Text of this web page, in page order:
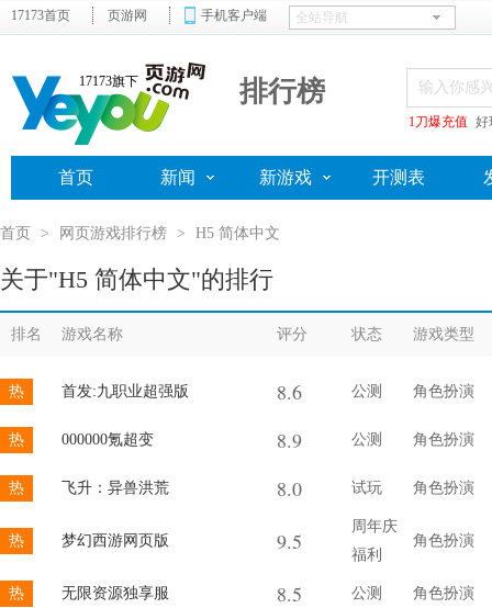
17173首页 页游网 手机客户端
17173旗下 排行榜
1刀爆充值 好
首页 新闻 新游戏 开测表
首页 > 网页游戏排行榜 > H5 简体中文
关于"H5 简体中文"的排行
排名 游戏名称 评分 状态 游戏类型
热 首发:九职业超强版 8.6 公测 角色扮演
热 000000氪超变 8.9 公测 角色扮演
热 飞升：异兽洪荒 8.0 试玩 角色扮演
热 梦幻西游网页版 9.5
周年庆
福利
角色扮演
热 无限资源独享服 8.5 公测 角色扮演